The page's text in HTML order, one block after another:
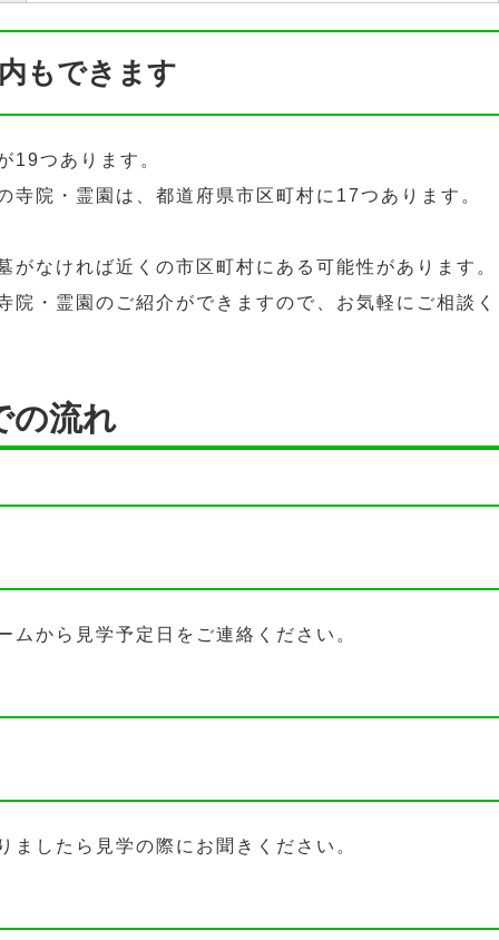
もできます
19つあります。
寺院・霊園は、都道府県市区町村に17つあります。
がなければ近くの市区町村にある可能性があります。
院・霊園のご紹介ができますので、お気軽にご相談く
の流れ
から見学予定日をご連絡ください。
したら見学の際にお聞きください。